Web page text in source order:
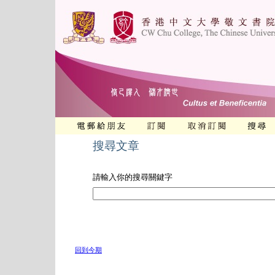
搜尋文章
請輸入你的搜尋關鍵字
回到今期